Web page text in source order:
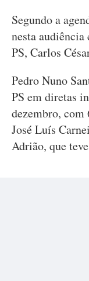
Segundo a
nesta audiência
PS, Carlos
Pedro Nuno
PS em diretas
dezembro, com
José Luís
Adrião, que